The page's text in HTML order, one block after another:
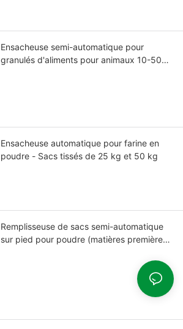
Ensacheuse semi-automatique pour
granulés d'aliments pour animaux 10-50
Ensacheuse automatique pour farine en
poudre - Sacs tissés de 25 kg et 50 kg
Remplisseuse de sacs semi-automatique
sur pied pour poudre (matières premières